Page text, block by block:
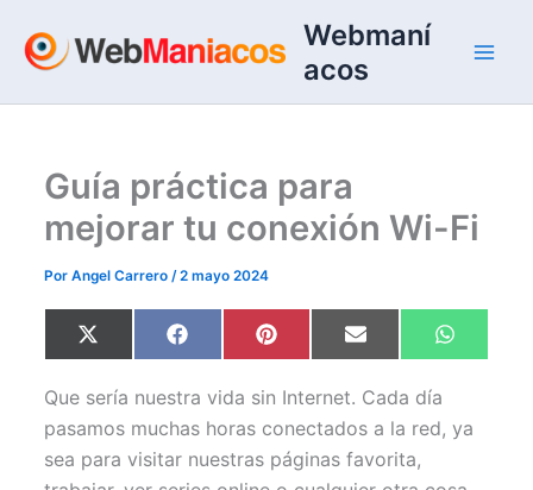
contenido
Webmaní
acos
Guía práctica para
mejorar tu conexión Wi-Fi
PorAngel Carrero/2 mayo 2024
Compartir
en
X
(
w
i
t
t
e
Compartir
en
F
a
e
b
o
o
k
Compartir
en
P
i
e
r
e
s
Compartir
en
E
m
i
l
en
W
h
A
p
Que sería nuestra vida sin Internet. Cada día
pasamos muchas horas conectados a la red, ya
sea para visitar nuestras páginas favorita,